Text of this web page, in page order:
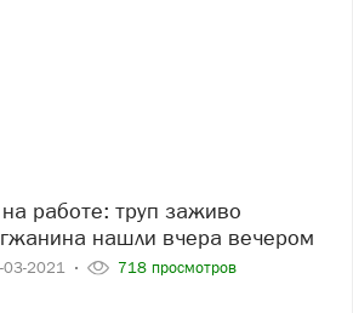
нашли вчера вечером
03-2021 718 просмотров